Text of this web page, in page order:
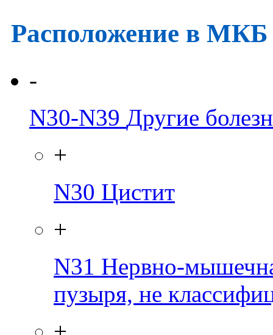
Расположение в
-
N30-N39 Другие
+
N30 Цистит
+
N31 Нервно-
пузыря, не